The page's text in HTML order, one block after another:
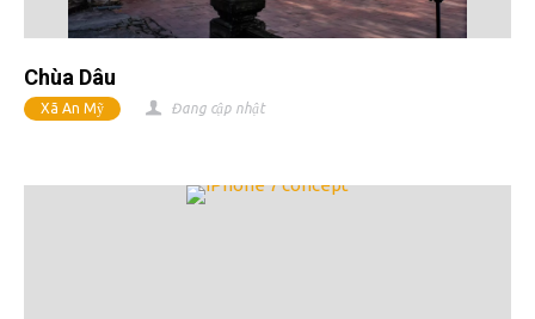
Chùa Dâu
Xã An Mỹ Đang cập nhật